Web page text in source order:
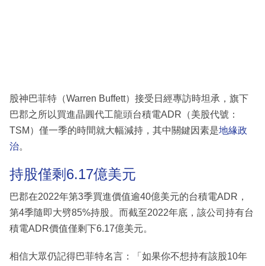
區
股神巴菲特（Warren Buffett）接受日經專訪時坦承，旗下
巴郡之所以買進晶圓代工龍頭台積電ADR（美股代號：
TSM）僅一季的時間就大幅減持，其中關鍵因素是地緣政
治。
持股僅剩6.17億美元
巴郡在2022年第3季買進價值逾40億美元的台積電ADR，
第4季隨即大劈85%持股。而截至2022年底，該公司持有台
積電ADR價值僅剩下6.17億美元。
相信大眾仍記得巴菲特名言：「如果你不想持有該股10年